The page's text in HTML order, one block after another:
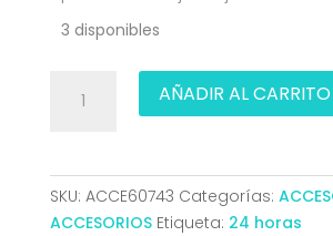
3 disponibles
ICUE
LINK
AÑADIR AL CARRITO
SKU: ACCE60743 Categorías:
ACCESORIOS Etiqueta: 24 horas